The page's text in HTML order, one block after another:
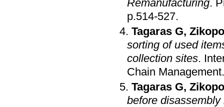
Remanufacturing.
p.514-527.
Tagaras G,
sorting of used
collection sites.
Chain Management
Tagaras G,
before